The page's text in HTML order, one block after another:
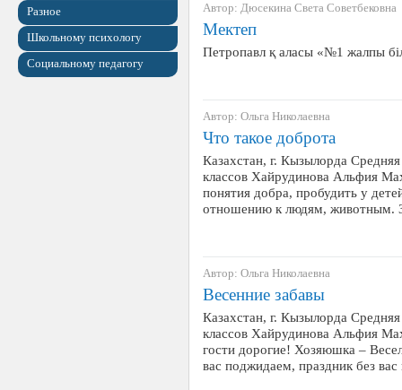
Разное
Школьному психологу
Социальному педагогу
Автор: Дюсекина Света Советбековна
Мектеп
Петропавл қ аласы «№1 жалпы
Автор: Ольга Николаевна
Что такое доброта
Казахстан, г. Кызылорда
классов Хайрудинова Альфия
понятия добра, пробудить у
отношению к людям, животным.
Автор: Ольга Николаевна
Весенние забавы
Казахстан, г. Кызылорда
классов Хайрудинова Альфия
гости дорогие! Хозяюшка –
вас поджидаем, праздник без